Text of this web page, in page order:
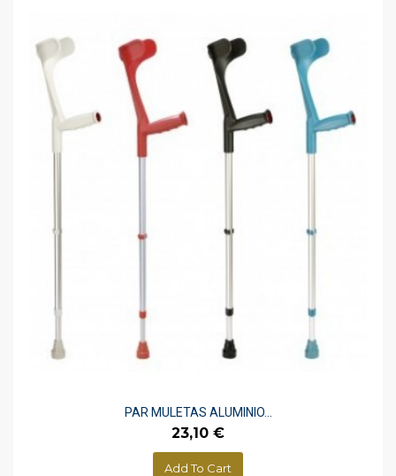
PAR MULETAS ALUMINIO...
Preço
23,10 €
Add To Cart